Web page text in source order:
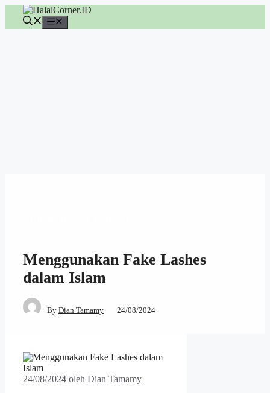
Langsung
isi
Menggunakan Fake Lashes
dalam Islam
By Dian Tamamy 24/08/2024
24/08/2024 oleh Dian Tamamy